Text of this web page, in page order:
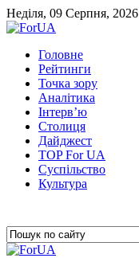
Неділя, 09 Серпня, 2026
Головне
Рейтинги
Точка зору
Аналітика
Інтерв’ю
Столиця
Дайджест
TOP For UA
Суспiльство
Культура